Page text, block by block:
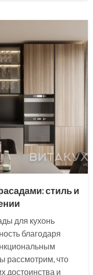
стиль и
для кухонь
благодаря
рассмотрим, что
достоинства и